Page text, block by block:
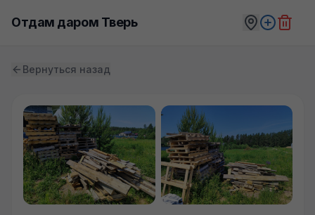
Отдам даром Тверь
Вернуться назад